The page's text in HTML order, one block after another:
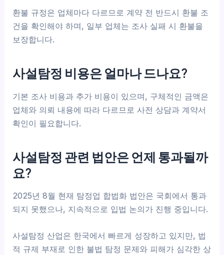
환불 규정은 업체마다 다르므로 계약 전 반드시 환불 조
건을 확인해야 하며, 일부 업체는 조사 실패 시 환불을
보장합니다.
사설탐정 비용은 얼마나 드나요?
기본 조사 비용과 추가 비용이 있으며, 구체적인 금액은
업체와 의뢰 내용에 따라 다르므로 사전 상담과 계약서
확인이 필요합니다.
사설탐정 관련 법안은 언제 통과될까
요?
2025년 8월 현재 탐정업 합법화 법안은 국회에서 통과
되지 못했으나, 지속적으로 입법 논의가 진행 중입니다.
사설탐정 산업은 한국에서 빠르게 성장하고 있지만, 법
적 규제 부재로 인한 불법 탐정 문제와 피해가 심각한 상